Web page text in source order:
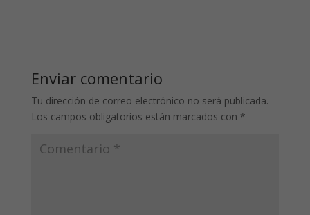
Enviar comentario
Tu dirección de correo electrónico no será publicada.
Los campos obligatorios están marcados con *